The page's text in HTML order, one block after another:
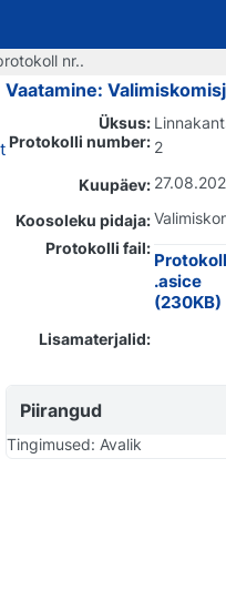
nr..
Vaatamine:
Üksus:
Protokolli number: 2
Kuupäev:
Koosoleku pidaja:
Protokolli fail:
.asice
(230KB)
Lisamaterjalid:
Piirangud
Tingimused: Avalik